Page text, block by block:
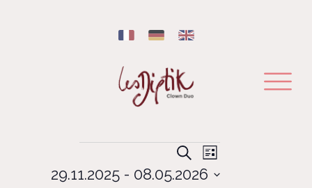
EVENTS
SEARCH
SearchEVENT
NAVIGATION
List
29.11.2025 - 08.05.2026